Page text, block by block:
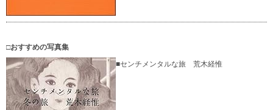
□おすすめの写真集
■センチメンタルな旅 荒木経惟